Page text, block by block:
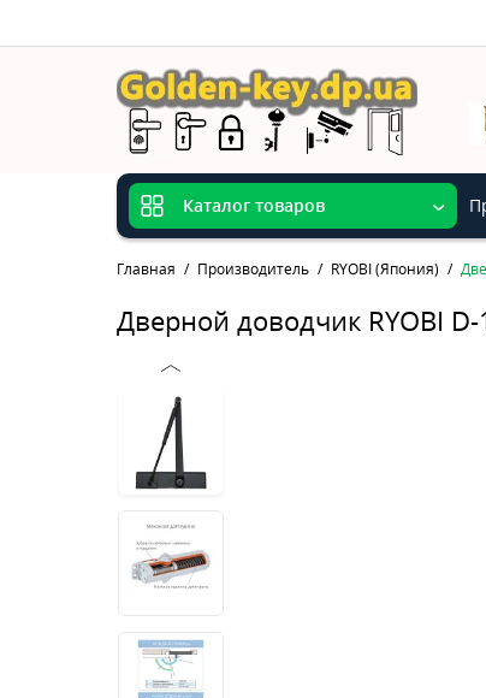
Каталог товаров
Главная Производитель RYOBI (Япония)
Дверной доводчик RYOBI